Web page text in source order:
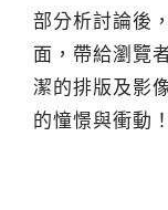
部分析討論後
面，帶給瀏覽
潔的排版及影
的憧憬與衝動！